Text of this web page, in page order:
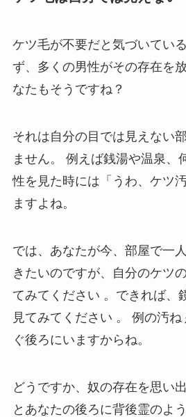
ケツ毛が不要だと気づいてい
ず、多くの男性がその存在を
なたもそうですね？
それは自分の目では見えない
ません。 例えば銭湯や温泉、
性を見た時には 「うわ、ケツ
ますよね。
では、あなたが今、部屋で一
きたいのですが、
自分のケツ
てみてください 。できれば、
見てみてください 。 例の汚ね
ぐ後ろにいますからね。
どうですか、奴の存在を思い
とあなたの後ろに背後霊のよ